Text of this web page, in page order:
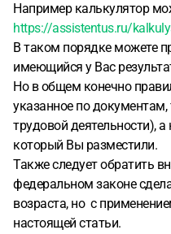
Например калькулятор
https://assistentus.ru/
В таком порядке можете
имеющийся у Вас
Но в общем конечно
указанное по
трудовой деятельности),
который Вы разместили.
Также следует обратить
федеральном законе
возраста, но с
настоящей статьи.